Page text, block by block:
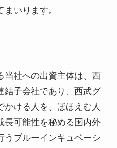
いります。
当社への出資主体は、西
結子会社であり、西武グ
かける人を、ほほえむ人
長可能性を秘める国内外
うブルーインキュベーシ